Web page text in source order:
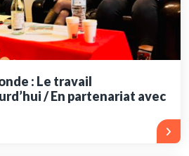
: Le travail
/ En partenariat avec